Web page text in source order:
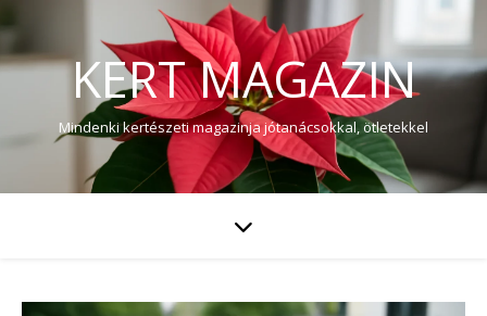
KERT MAGAZIN
Mindenki kertészeti magazinja jótanácsokkal, ötletekkel